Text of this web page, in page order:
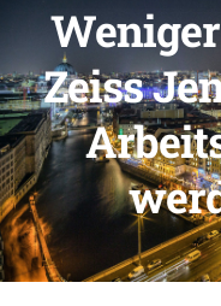
Zeiss